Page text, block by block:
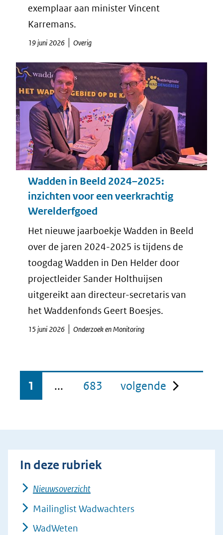
exemplaar aan minister Vincent
Karremans.
19 juni 2026 Overig
Wadden in Beeld 2024–2025:
inzichten voor een veerkrachtig
Werelderfgoed
Het nieuwe jaarboekje Wadden in Beeld
over de jaren 2024-2025 is tijdens de
toogdag Wadden in Den Helder door
projectleider Sander Holthuijsen
uitgereikt aan directeur-secretaris van
het Waddenfonds Geert Boesjes.
15 juni 2026 Onderzoek en Monitoring
1 ... 683 volgende pagina
In deze rubriek
Nieuwsoverzicht
Mailinglist Wadwachters
WadWeten